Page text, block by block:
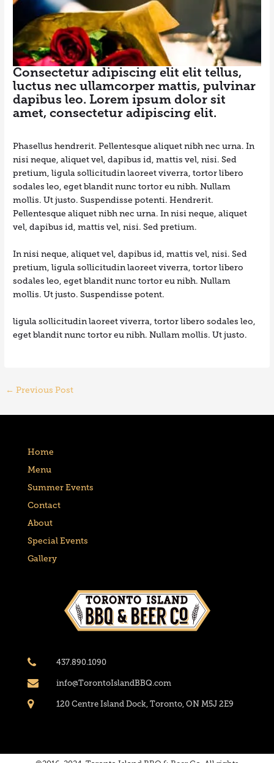
Consectetur adipiscing elit elit tellus,
luctus nec ullamcorper mattis, pulvinar
dapibus leo.​ Lorem ipsum dolor sit
amet, consectetur adipiscing elit.
Phasellus hendrerit. Pellentesque aliquet nibh nec urna. In
nisi neque, aliquet vel, dapibus id, mattis vel, nisi. Sed
pretium, ligula sollicitudin laoreet viverra, tortor libero
sodales leo, eget blandit nunc tortor eu nibh. Nullam
mollis. Ut justo. Suspendisse potenti. Hendrerit.
Pellentesque aliquet nibh nec urna. In nisi neque, aliquet
vel, dapibus id, mattis vel, nisi. Sed pretium.
In nisi neque, aliquet vel, dapibus id, mattis vel, nisi. Sed
pretium, ligula sollicitudin laoreet viverra, tortor libero
sodales leo, eget blandit nunc tortor eu nibh. Nullam
mollis. Ut justo. Suspendisse potent.
ligula sollicitudin laoreet viverra, tortor libero sodales leo,
eget blandit nunc tortor eu nibh. Nullam mollis. Ut justo.
← Previous Post
Home
Menu
Summer Events
Contact
About
Special Events
Gallery
437.890.1090
info@TorontoIslandBBQ.com
120 Centre Island Dock, Toronto, ON M5J 2E9